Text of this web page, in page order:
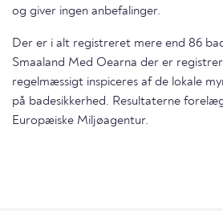
og giver ingen anbefalinger.
Der er i alt registreret mere end 86
Smaaland Med Oearna der er
regelmæssigt inspiceres af de lokale
på badesikkerhed. Resultaterne
Europæiske Miljøagentur.